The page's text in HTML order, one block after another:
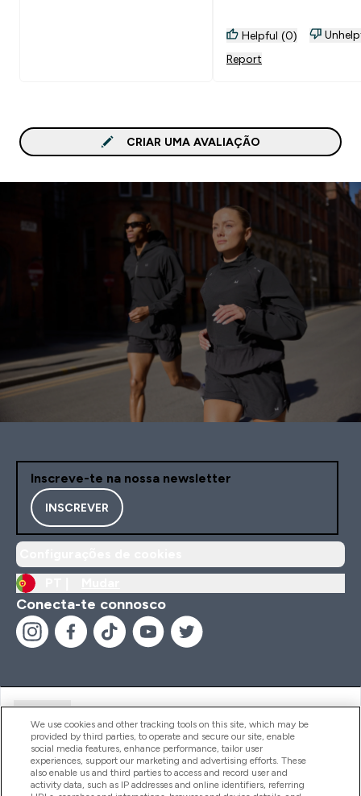
Helpful (0)
Report
CRIAR UMA AVALIAÇÃO
Inscreve-te na nossa newsletter
INSCREVER
Conecta-te connosco
Produtos
We use cookies and other tracking tools on this site, which may be
provided by third parties, to operate and secure our site, enable
social media features, enhance performance, tailor user
experiences, support our marketing and advertising efforts. These
also enable us and third parties to access and record user and
activity data, such as IP addresses and online identifiers, referring